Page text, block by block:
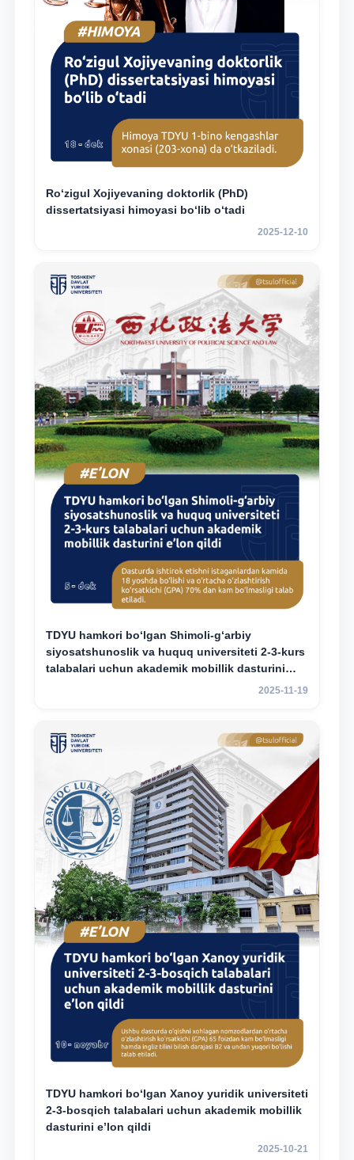
Ro‘zigul Xojiyevaning doktorlik (PhD)
dissertatsiyasi himoyasi bo‘lib o‘tadi
2025-12-10
TDYU hamkori bo‘lgan Shimoli-g‘arbiy
siyosatshunoslik va huquq universiteti 2-3-kurs
talabalari uchun akademik mobillik dasturini
2025-11-19
TDYU hamkori bo‘lgan Xanoy yuridik universiteti
2-3-bosqich talabalari uchun akademik mobillik
dasturini e’lon qildi
2025-10-21